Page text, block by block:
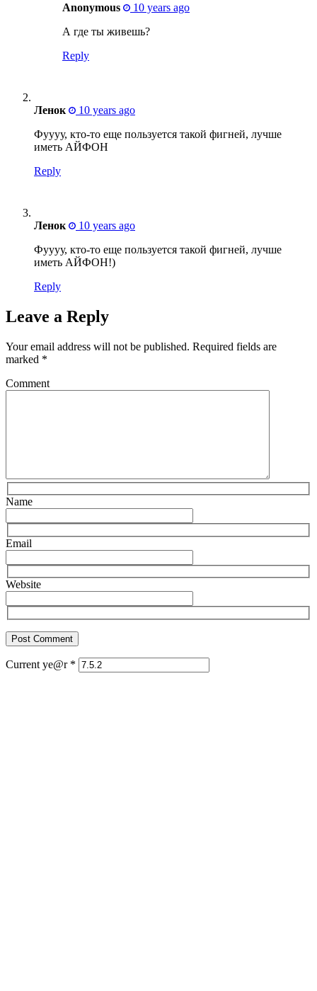
Anonymous
10 years ago
А где ты живешь?
Reply
Ленок
10 years ago
Фуууу, кто-то еще пользуется такой фигней, лучше
иметь АЙФОН
Reply
Ленок
10 years ago
Фуууу, кто-то еще пользуется такой фигней, лучше
иметь АЙФОН!)
Reply
Leave a Reply
Your email address will not be published. Required fields are
marked *
Comment
Name
Email
Website
Current ye@r *